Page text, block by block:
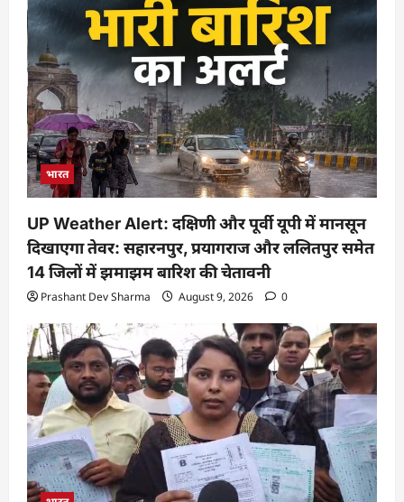
भारत
UP Weather Alert: दक्षिणी और पूर्वी यूपी में मानसून
दिखाएगा तेवर: सहारनपुर, प्रयागराज और ललितपुर समेत
14 जिलों में झमाझम बारिश की चेतावनी
Prashant Dev Sharma August 9, 2026 0